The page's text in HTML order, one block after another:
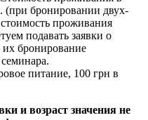
(при бронировании двух-
проживания
подавать заявки о
их бронирование
питание, 100 грн в
и возраст значения не